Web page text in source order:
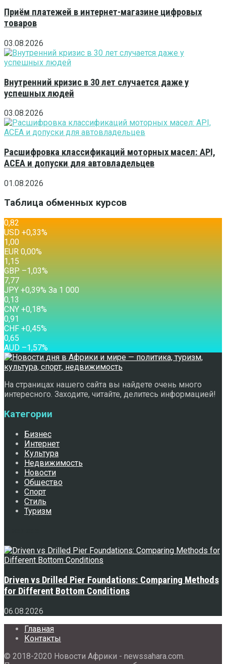
Приём платежей в интернет-магазине цифровых
товаров
03.08.2026
Внутренний кризис в 30 лет случается даже у
успешных людей
03.08.2026
Расшифровка классификаций моторных масел: API,
ACEA и допуски для автовладельцев
01.08.2026
Таблица обменных курсов
0,82
USD +0,33%
1,00
EUR 0,00%
1,15
GBP –1,03%
7,77
JPY +0,39% За 1 000
0,13
CNY +0,18%
0,91
CHF +0,45%
0,65
AUD –1,57%
На страницах нашего сайта вы найдете очень много
интересного. Заходите, читайте, делитесь информацией!
Категории
Бизнес
Интернет
Культура
Недвижимость
Новости
Общество
Спорт
Стиль
Туризм
Driven vs Drilled Pier Foundations: Comparing Methods
for Different Bottom Conditions
06.08.2026
Главная
Контакты
© 2018-2020 Новости Африки - newssahara.com.